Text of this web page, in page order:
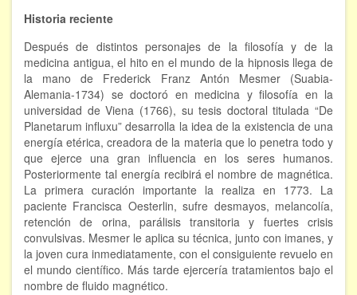
Historia reciente
Después de distintos personajes de la filosofía y de la
medicina antigua, el hito en el mundo de la hipnosis llega de
la mano de Frederick Franz Antón Mesmer (Suabia-
Alemania-1734) se doctoró en medicina y filosofía en la
universidad de Viena (1766), su tesis doctoral titulada “De
Planetarum influxu” desarrolla la idea de la existencia de una
energía etérica, creadora de la materia que lo penetra todo y
que ejerce una gran influencia en los seres humanos.
Posteriormente tal energía recibirá el nombre de magnética.
La primera curación importante la realiza en 1773. La
paciente Francisca Oesterlin, sufre desmayos, melancolía,
retención de orina, parálisis transitoria y fuertes crisis
convulsivas. Mesmer le aplica su técnica, junto con imanes, y
la joven cura inmediatamente, con el consiguiente revuelo en
el mundo científico. Más tarde ejercería tratamientos bajo el
nombre de fluido magnético.